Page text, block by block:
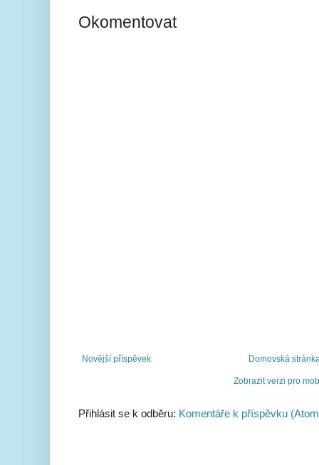
Okomentovat
Novější příspěvek Domovská
Zobrazit verzi pro
Přihlásit se k odběru: Komentáře k příspěvku